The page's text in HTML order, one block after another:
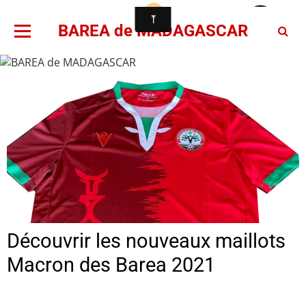
BAREA de MADAGASCAR
Découvrir les nouveaux maillots
Macron des Barea 2021